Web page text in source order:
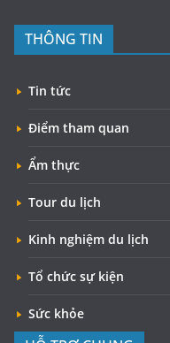
THÔNG TIN
Tin tức
Điểm tham quan
Ẩm thực
Tour du lịch
Kinh nghiệm du lịch
Tổ chức sự kiện
Sức khỏe